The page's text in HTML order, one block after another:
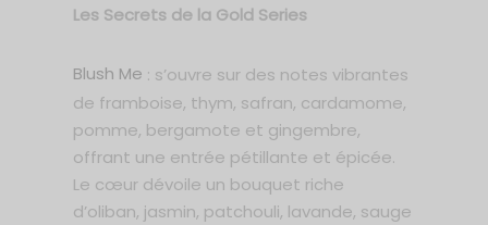
Les Secrets de la Gold Series
Blush Me : s’ouvre sur des notes vibrantes
de framboise, thym, safran, cardamome,
pomme, bergamote et gingembre,
offrant une entrée pétillante et épicée.
Le cœur dévoile un bouquet riche
d’oliban, jasmin, patchouli, lavande, sauge